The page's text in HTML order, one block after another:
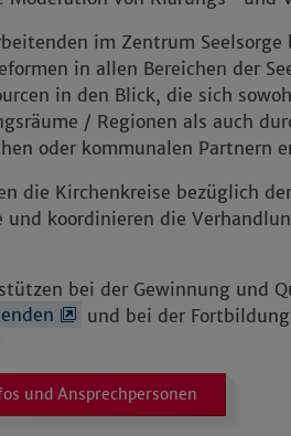
im Zentrum
in allen Bereichen der
in den Blick, die sich
/ Regionen als auch
oder kommunalen Partnern
die Kirchenkreise bezüglich
und koordinieren die
bei der Gewinnung und
und bei der
und Ansprechpersonen